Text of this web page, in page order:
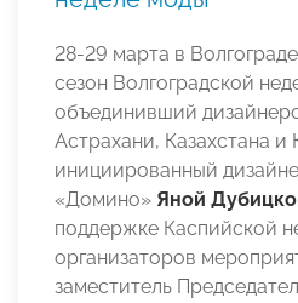
28-29 марта в
сезон Волгоградской
объединивший
Астрахани, Казахстана и
инициированный
«Домино» Яной
поддержке Каспийской
организаторов
заместитель